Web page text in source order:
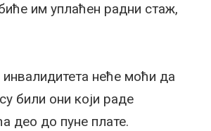
им уплаћен радни стаж,
неће моћи да
били они који раде
део до пуне плате.